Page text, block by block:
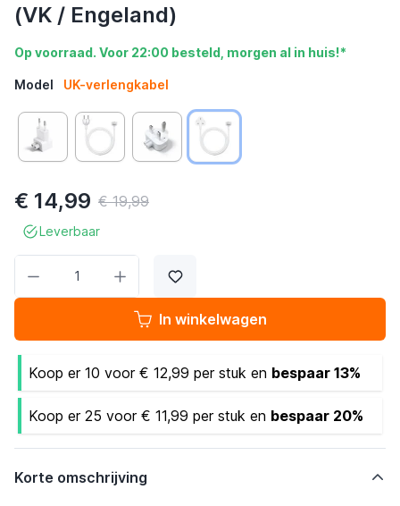
(VK / Engeland)
Op voorraad. Voor 22:00 besteld, morgen al in huis!*
Model UK-verlengkabel
€ 14,99 € 19,99
Leverbaar
In winkelwagen
Koop er 10 voor € 12,99 per stuk en bespaar 13%
Koop er 25 voor € 11,99 per stuk en bespaar 20%
Korte omschrijving